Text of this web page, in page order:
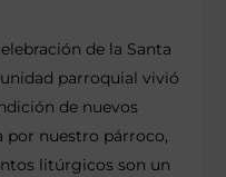
de la Santa
parroquial vivió
de nuevos
por nuestro párroco,
litúrgicos son un